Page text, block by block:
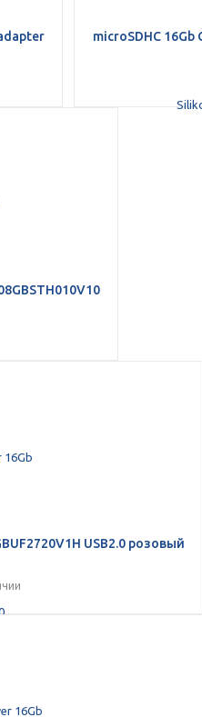
microSDHC
USB2.0 розовый